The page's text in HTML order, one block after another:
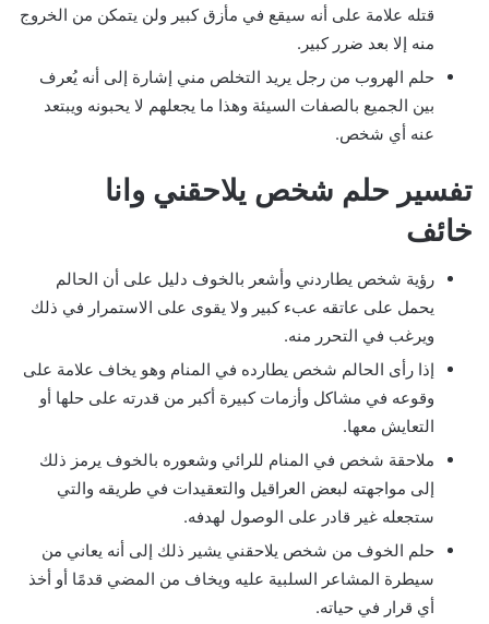
قتله علامة على أنه سيقع في مأزق كبير ولن يتمكن من الخروج
منه إلا بعد ضرر كبير.
حلم الهروب من رجل يريد التخلص مني إشارة إلى أنه يُعرف
بين الجميع بالصفات السيئة وهذا ما يجعلهم لا يحبونه ويبتعد
عنه أي شخص.
تفسير حلم شخص يلاحقني وانا
خائف
رؤية شخص يطاردني وأشعر بالخوف دليل على أن الحالم
يحمل على عاتقه عبء كبير ولا يقوى على الاستمرار في ذلك
ويرغب في التحرر منه.
إذا رأى الحالم شخص يطارده في المنام وهو يخاف علامة على
وقوعه في مشاكل وأزمات كبيرة أكبر من قدرته على حلها أو
التعايش معها.
ملاحقة شخص في المنام للرائي وشعوره بالخوف يرمز ذلك
إلى مواجهته لبعض العراقيل والتعقيدات في طريقه والتي
ستجعله غير قادر على الوصول لهدفه.
حلم الخوف من شخص يلاحقني يشير ذلك إلى أنه يعاني من
سيطرة المشاعر السلبية عليه ويخاف من المضي قدمًا أو أخذ
أي قرار في حياته.